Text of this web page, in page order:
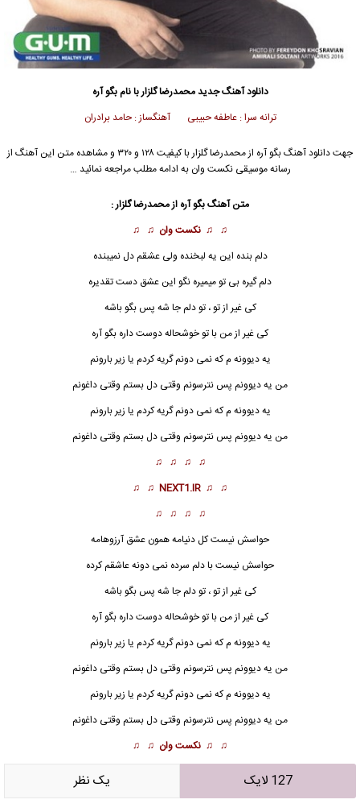
دانلود آهنگ جدیدمحمدرضا گلزاربا نام بگو آره
ترانه سرا : عاطفه حبیبی آهنگساز : حامد برادران
جهت دانلود آهنگ بگو آره ازمحمدرضا گلزار
با کیفیت ۱۲۸ و ۳۲۰ و مشاهده متن این آهنگ از
رسانه موسیقی نکست وان به ادامه مطلب مراجعه نمائید …
متن آهنگ بگو آره ازمحمدرضا گلزار:
♫ ♫ نکست وان ♫ ♫
دلم بنده این یه لبخنده ولی عشقم دل نمیبنده
دلم گیره بی تو میمیره نگو این عشق دست تقدیره
کی غیر از تو ، تو دلم جا شه پس بگو باشه
کی غیر از من با تو خوشحاله دوست داره بگو آره
یه دیوونه م که نمی دونم گریه کردم یا زیر بارونم
من یه دیوونم پس نترسونم وقتی دل بستم وقتی داغونم
یه دیوونه م که نمی دونم گریه کردم یا زیر بارونم
من یه دیوونم پس نترسونم وقتی دل بستم وقتی داغونم
♫ ♫ ♫ ♫
♫ ♫
NEXT1.IR
♫ ♫
♫ ♫ ♫ ♫
حواسش نیست کل دنیامه همون عشق آرزوهامه
حواسش نیست با دلم سرده نمی دونه عاشقم کرده
کی غیر از تو ، تو دلم جا شه پس بگو باشه
کی غیر از من با تو خوشحاله دوست داره بگو آره
یه دیوونه م که نمی دونم گریه کردم یا زیر بارونم
من یه دیوونم پس نترسونم وقتی دل بستم وقتی داغونم
یه دیوونه م که نمی دونم گریه کردم یا زیر بارونم
من یه دیوونم پس نترسونم وقتی دل بستم وقتی داغونم
♫ ♫ نکست وان ♫ ♫
127 لایک يک نظر